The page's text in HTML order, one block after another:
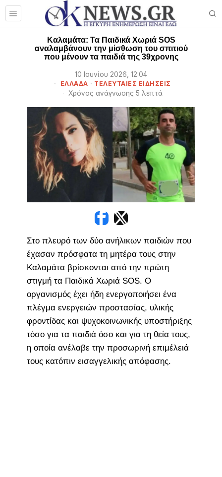
Καλαμάτα: Τα Παιδικά Χωριά SOS
αναλαμβάνουν την μίσθωση του σπιτιού
που μένουν τα παιδιά της 39χρονης
10 Ιουνίου 2026, 12:04
ΕΛΛΑΔΑ · ΤΕΛΕΥΤΑΙΕΣ ΕΙΔΗΣΕΙΣ
Χρόνος ανάγνωσης 5 λεπτά
Στο πλευρό των δύο ανήλικων παιδιών που
έχασαν πρόσφατα τη μητέρα τους στην
Καλαμάτα βρίσκονται από την πρώτη
στιγμή τα Παιδικά Χωριά SOS. Ο
οργανισμός έχει ήδη ενεργοποιήσει ένα
πλέγμα ενεργειών προστασίας, υλικής
φροντίδας και ψυχοκοινωνικής υποστήριξης
τόσο για τα παιδιά όσο και για τη θεία τους,
η οποία ανέλαβε την προσωρινή επιμέλειά
τους κατόπιν εισαγγελικής απόφασης.